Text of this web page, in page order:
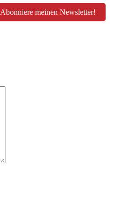
Abonniere meinen Newsletter!